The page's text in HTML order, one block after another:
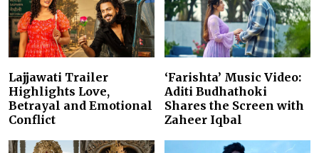
Lajjawati Trailer
Highlights Love,
Betrayal and Emotional
Conflict
‘Farishta’ Music Video:
Aditi Budhathoki
Shares the Screen with
Zaheer Iqbal